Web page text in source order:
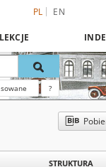
PL EN
?
STRUKTURA